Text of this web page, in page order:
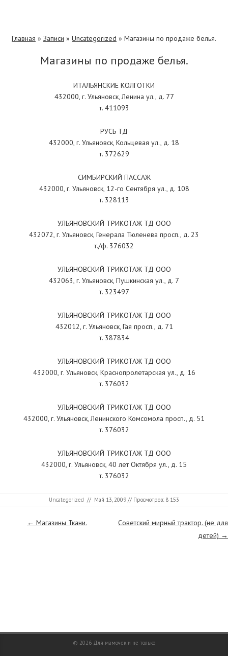
Главная » Записи » Uncategorized » Магазины по продаже белья.
Магазины по продаже белья.
ИТАЛЬЯНСКИЕ КОЛГОТКИ
432000, г. Ульяновск, Ленина ул., д. 77
т. 411093
РУСЬ ТД
432000, г. Ульяновск, Кольцевая ул., д. 18
т. 372629
СИМБИРСКИЙ ПАССАЖ
432000, г. Ульяновск, 12-го Сентября ул., д. 108
т. 328113
УЛЬЯНОВСКИЙ ТРИКОТАЖ ТД ООО
432072, г. Ульяновск, Генерала Тюленева просп., д. 23
т./ф. 376032
УЛЬЯНОВСКИЙ ТРИКОТАЖ ТД ООО
432063, г. Ульяновск, Пушкинская ул., д. 7
т. 323497
УЛЬЯНОВСКИЙ ТРИКОТАЖ ТД ООО
432012, г. Ульяновск, Гая просп., д. 71
т. 387834
УЛЬЯНОВСКИЙ ТРИКОТАЖ ТД ООО
432000, г. Ульяновск, Краснопролетарская ул., д. 16
т. 376032
УЛЬЯНОВСКИЙ ТРИКОТАЖ ТД ООО
432000, г. Ульяновск, Ленинского Комсомола просп., д. 51
т. 376032
УЛЬЯНОВСКИЙ ТРИКОТАЖ ТД ООО
432000, г. Ульяновск, 40 лет Октября ул., д. 15
т. 376032
Uncategorized // Май 13, 2009 // Просмотров: 8 153
← Магазины Ткани.
Советский мирный трактор. (не для
детей) →
© 2026 Для мамочек и не только